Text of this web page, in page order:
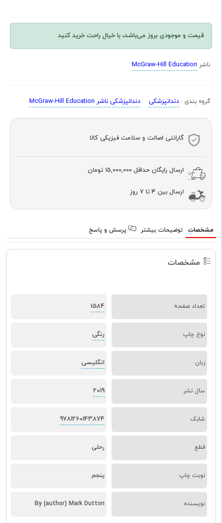
قیمت و موجودی بروز می‌باشد، با خیال راحت خرید کنید
ناشر McGraw-Hill Education
گروه بندی : دندانپزشکی دندانپزشکی ناشر McGraw-Hill Education
گارانتی اصالت و سلامت فیزیکی کالا
ارسال رایگان حداقل 15,000,000 تومان
ارسال بین 4 تا 7 روز
مشخصات توضیحات بیشتر پرسش و پاسخ
مشخصات
تعداد صفحه 1584
نوع چاپ رنگی
زبان انگلیسی
سال نشر 2019
شابک 9781260143874
قطع رحلی
نوبت چاپ پنجم
نویسنده By (author) Mark Dutton